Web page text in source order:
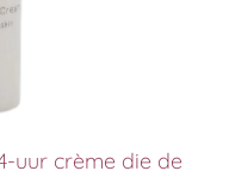
uur crème die de